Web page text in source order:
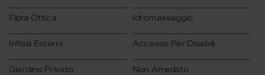
Fibra Ottica Idromassaggio
Infissi Esterni Accesso Per Disabili
Giardino Privato Non Arredato